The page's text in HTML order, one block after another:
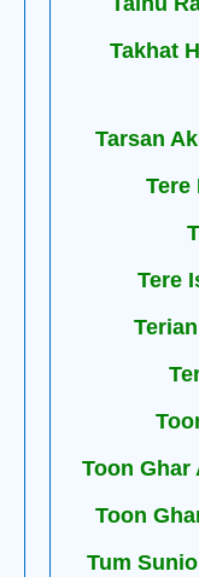
Takhat
Tarsan
Tere
Tere
Toon Ghar
Toon
Tum